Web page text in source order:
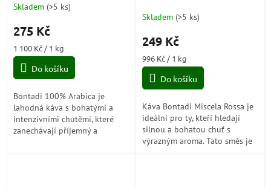
Průměrné
produktu
5,0
5
Skladem (>5 ks)
275 Kč
Měrná
cena:
1 100 Kč / 1 kg
Do košíku
Bontadi 100% Arabica je
lahodná káva s bohatými a
intenzivními chutěmi, které
zanechávají příjemný a
Skladem (>5 ks)
249 Kč
Měrná
cena:
996 Kč / 1 kg
Do košíku
Káva Bontadi Miscela Rossa je
ideální pro ty, kteří hledají
silnou a bohatou chuť s
výrazným aroma. Tato směs je